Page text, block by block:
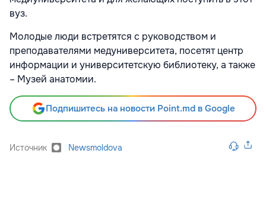
вуз.
Молодые люди встретятся с руководством и
преподавателями медуниверситета, посетят центр
информации и университетскую библиотеку, а также
– Музей анатомии.
Подпишитесь на новости Point.md в Google
Источник Newsmoldova